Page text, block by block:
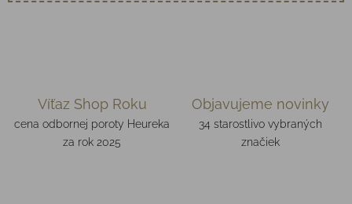
Víťaz Shop Roku
cena odbornej poroty Heureka
za rok 2025
Objavujeme novinky
34 starostlivo vybraných
značiek